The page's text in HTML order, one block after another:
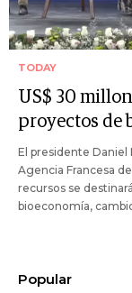
TODAY
US$ 30
proyectos de
El presidente Daniel
Agencia Francesa
recursos se
bioeconomía,
Popular